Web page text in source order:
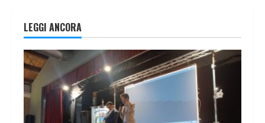
LEGGI ANCORA